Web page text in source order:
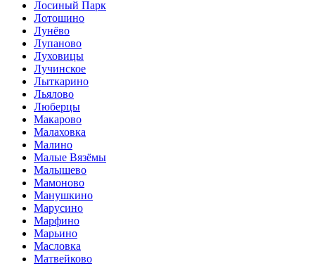
Лосиный Парк
Лотошино
Лунёво
Лупаново
Луховицы
Лучинское
Лыткарино
Льялово
Люберцы
Макарово
Малаховка
Малино
Малые Вязёмы
Малышево
Мамоново
Манушкино
Марусино
Марфино
Марьино
Масловка
Матвейково